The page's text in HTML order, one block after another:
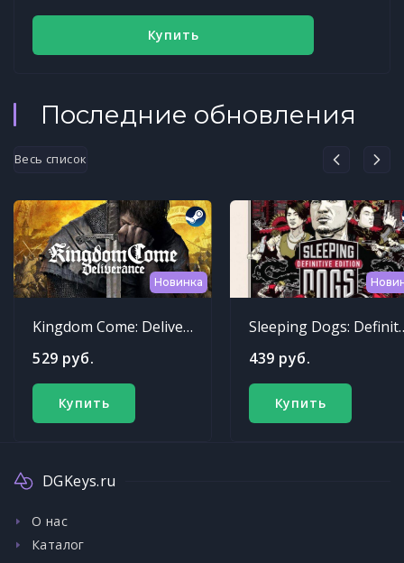
Купить
Последние обновления
Весь список
Новинка
Kingdom Come: Deliverance
529 руб.
Купить
Sleeping
439 руб.
Купить
DGKeys.ru
О нас
Каталог